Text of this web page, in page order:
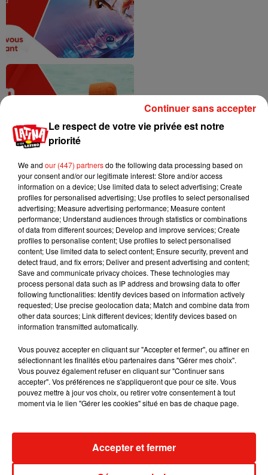
Le respect de votre vie privée est notre
priorité
We and our (447) partnersdo the following data processing based on
your consent and/or our legitimate interest: Store and/or access
information on a device; Use limited data to select advertising; Create
profiles for personalised advertising; Use profiles to select personalised
advertising; Measure advertising performance; Measure content
performance; Understand audiences through statistics or combinations
of data from different sources; Develop and improve services; Create
profiles to personalise content; Use profiles to select personalised
content; Use limited data to select content; Ensure security, prevent and
detect fraud, and fix errors; Deliver and present advertising and content;
Save and communicate privacy choices. These technologies may
process personal data such as IP address and browsing data to offer
following functionalities: Identify devices based on information actively
requested; Use precise geolocation data; Match and combine data from
other data sources; Link different devices; Identify devices based on
information transmitted automatically.
Vous pouvez accepter en cliquant sur "Accepter et fermer", ou affiner en
sélectionnant les finalités et/ou partenaires dans "Gérer mes choix".
Vous pouvez également refuser en cliquant sur "Continuer sans
accepter". Vos préférences ne s'appliqueront que pour ce site. Vous
pouvez mettre à jour vos choix, ou retirer votre consentement à tout
moment via le lien "Gérer les cookies" situé en bas de chaque page.
Accepter et fermer
Continuer sans accepter